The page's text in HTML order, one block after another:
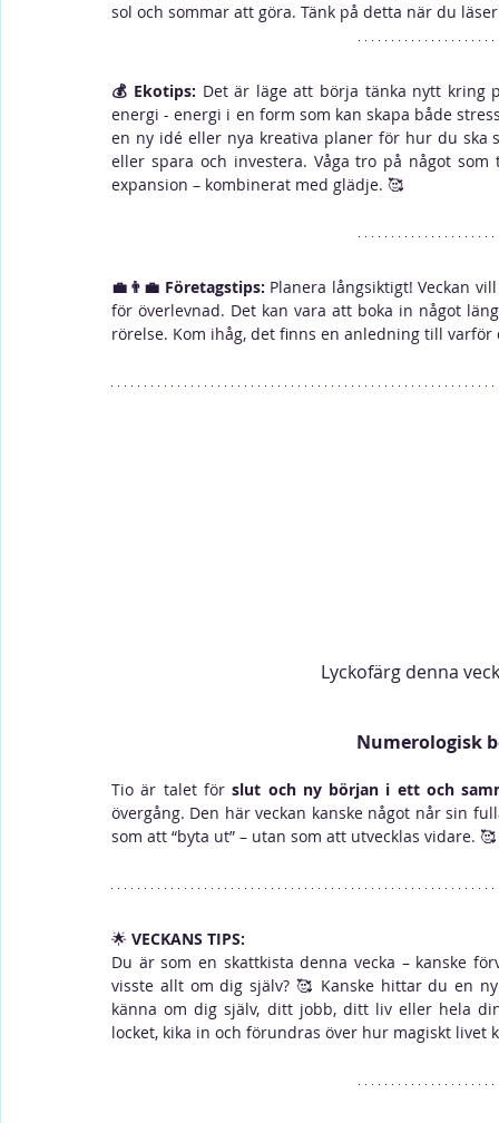
sol och sommar att göra. Tänk på detta när du
💰 Ekotips: Det är läge att börja tänka nytt kring
energi - energi i en form som kan skapa både
en ny idé eller nya kreativa planer för hur du ska
eller spara och investera. Våga tro på något
expansion – kombinerat med glädje. 🥰
💼👨‍💼 Företagstips: Planera långsiktigt! Veckan
för överlevnad. Det kan vara att boka in något
rörelse. Kom ihåg, det finns en anledning till
Lyckofärg denna
Numerologisk
Tio är talet för slut och ny början i ett och
övergång. Den här veckan kanske något når sin
som att “byta ut” – utan som att utvecklas vidare. 🥰
🌟 VECKANS TIPS:
Du är som en skattkista denna vecka – kanske
visste allt om dig själv? 🥰 Kanske hittar du en
känna om dig själv, ditt jobb, ditt liv eller hela
locket, kika in och förundras över hur magiskt